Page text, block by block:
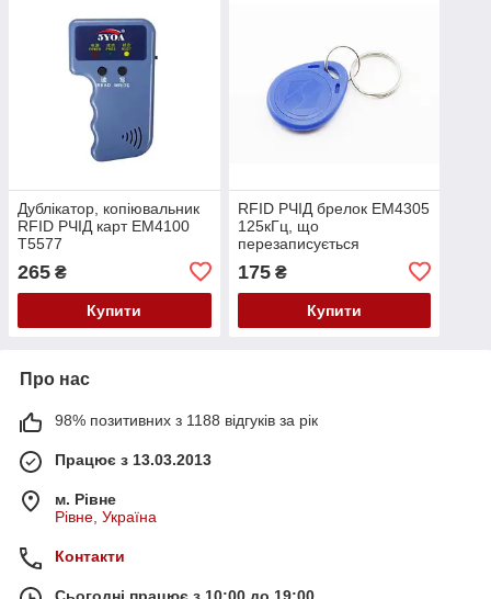
Дублікатор, копіювальник
RFID РЧІД карт EM4100
T5577
265 ₴
Купити
RFID РЧІД брелок EM4305
125кГц, що
перезаписується
175₴
Купити
Про нас
98% позитивних з 1188 відгуків за рік
Працює з 13.03.2013
м. Рівне
Рівне, Україна
Контакти